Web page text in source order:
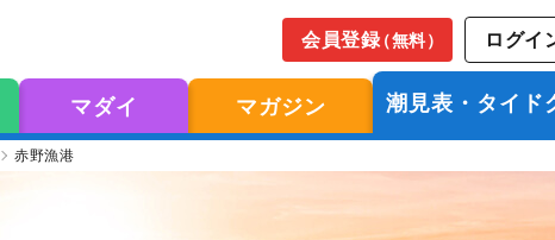
会員登録（無料） ログイ
マダイ マガジン 潮見表・タイド
赤野漁港